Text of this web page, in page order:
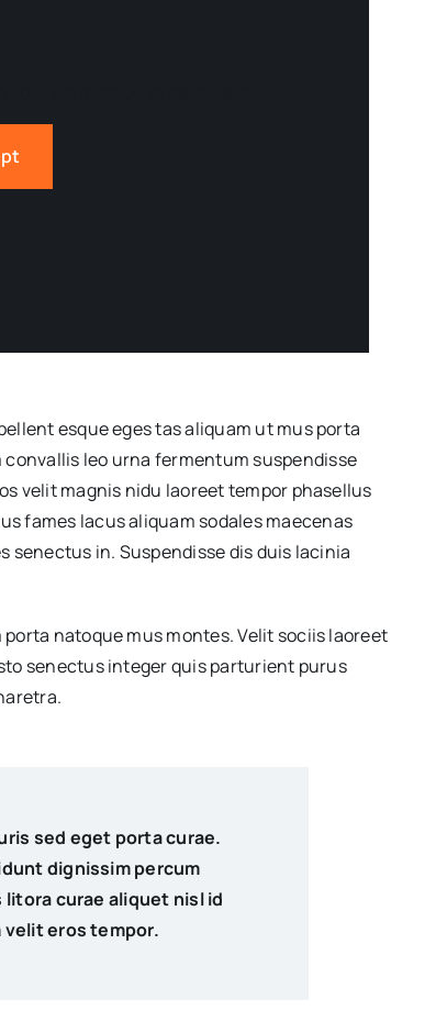
esque eges tas aliquam ut mus porta
leo urna fermentum suspendisse
velit magnis nidu laoreet tempor phasellus
fames lacus aliquam sodales maecenas
in. Suspendisse dis duis lacinia
natoque mus montes. Velit sociis laoreet
senectus integer quis parturient purus
sed eget porta curae.
dignissim percum
curae aliquet nisl id
velit eros tempor.